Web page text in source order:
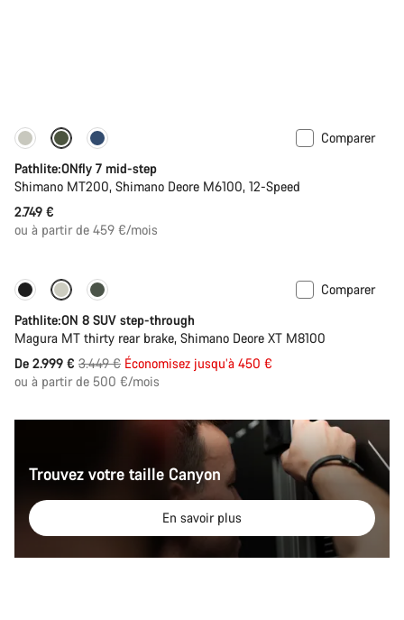
Comparer
Pathlite:ONfly 7 mid-step
Shimano MT200, Shimano Deore M6100, 12-Speed
2.749 €
ou à partir de 459 €/mois
-13%
Comparer
Pathlite:ON 8 SUV step-through
Magura MT thirty rear brake, Shimano Deore XT M8100
De 2.999 € Prix
3.449 € Économisez jusqu’à 450 €
ou à partir de 500 €/mois
Trouvez votre taille Canyon
En savoir plus